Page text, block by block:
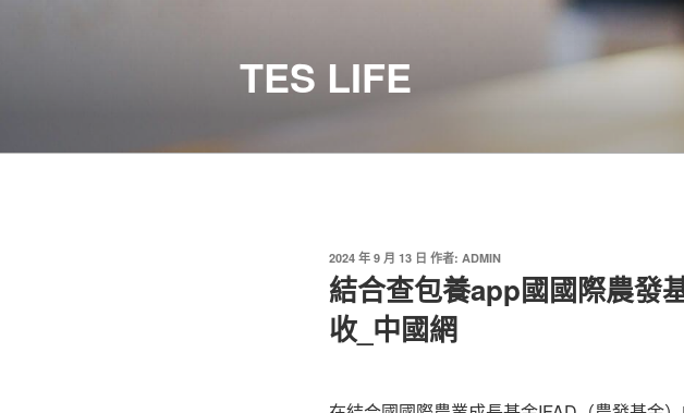
TES LIFE
發
佈
於
2024 年 9 月 13 日 作者: ADMIN
結合查包養app國國際農發
收_中國網